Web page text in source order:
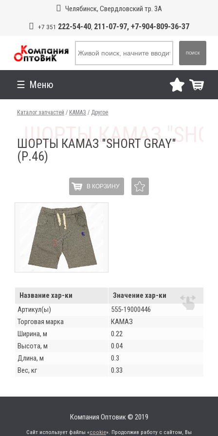
Челябинск, Свердловский тр. 3А
+7 351 222-54-40, 211-07-97, +7-904-809-36-37
ПОИСК
Меню
Каталог запчастей / КАМАЗ / Другое
ШОРТЫ КАМАЗ "SHORT GRAY"
(Р.46)
В КОРЗИНУ
Название хар-ки
Значение хар-ки
Артикул(ы)
555-19000446
Торговая марка
КАМАЗ
Ширина, м
0.22
Высота, м
0.04
Длина, м
0.3
Вес, кг
0.33
Компания Оптовик © 2019
Сайт использует файлы «cookie». Продолжив работу с сайтом, Вы